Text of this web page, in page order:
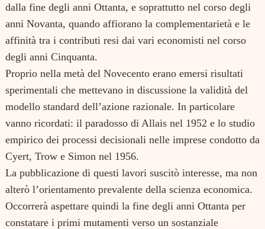
dalla fine degli anni Ottanta, e soprattutto nel corso degli
anni Novanta, quando affiorano la complementarietà e le
affinità tra i contributi resi dai vari economisti nel corso
degli anni Cinquanta.
Proprio nella metà del Novecento erano emersi risultati
sperimentali che mettevano in discussione la validità del
modello standard dell’azione razionale. In particolare
vanno ricordati: il paradosso di Allais nel 1952 e lo studio
empirico dei processi decisionali nelle imprese condotto da
Cyert, Trow e Simon nel 1956.
La pubblicazione di questi lavori suscitò interesse, ma non
alterò l’orientamento prevalente della scienza economica.
Occorrerà aspettare quindi la fine degli anni Ottanta per
constatare i primi mutamenti verso un sostanziale